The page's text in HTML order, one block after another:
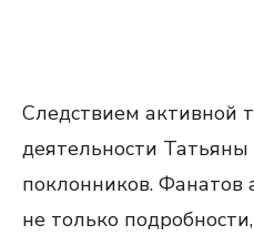
Следствием активной
деятельности
поклонников. Фанатов
не только